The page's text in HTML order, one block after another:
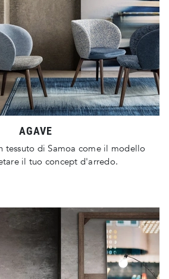
AGAVE
tessuto di Samoa come il modello
il tuo concept d'arredo.